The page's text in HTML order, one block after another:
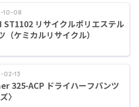
10-08
ST1102 リサイクルポリエステル
（ケミカルリサイクル）
02-13
325-ACP ドライハーフパンツ
〉